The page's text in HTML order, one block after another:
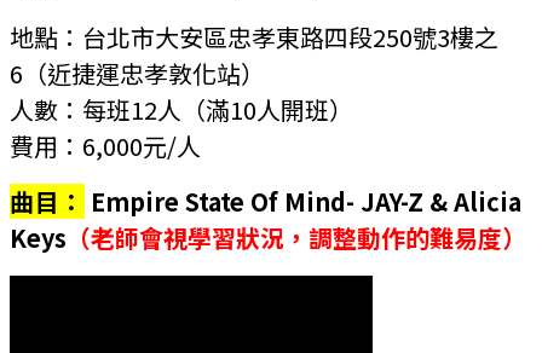
地點： 台北市大安區忠孝東路四段250號3樓之
6 （近捷運忠孝敦化站）
人數：每班12人 （滿10人開班）
費用：6,000元/人
曲目： Empire State Of Mind- JAY-Z &Alicia
Keys （老師會視學習狀況，調整動作的難易度）